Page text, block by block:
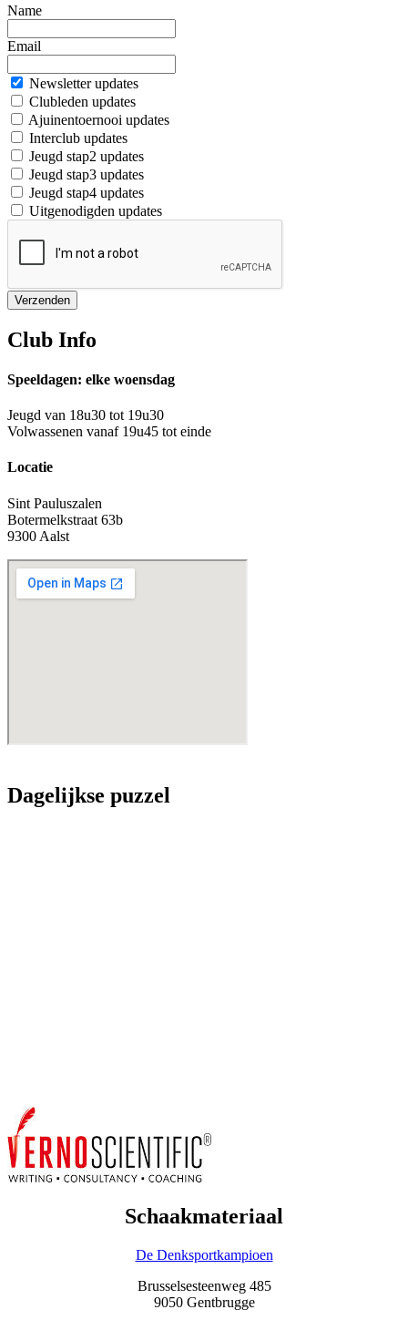
Name
Email
Newsletter updates
Clubleden updates
Ajuinentoernooi updates
Interclub updates
Jeugd stap2 updates
Jeugd stap3 updates
Jeugd stap4 updates
Uitgenodigden updates
Verzenden
Club Info
Speeldagen: elke woensdag
Jeugd van 18u30 tot 19u30
Volwassenen vanaf 19u45 tot einde
Locatie
Sint Pauluszalen
Botermelkstraat 63b
9300 Aalst
Dagelijkse puzzel
Schaakmateriaal
De Denksportkampioen
Brusselsesteenweg 485
9050 Gentbrugge